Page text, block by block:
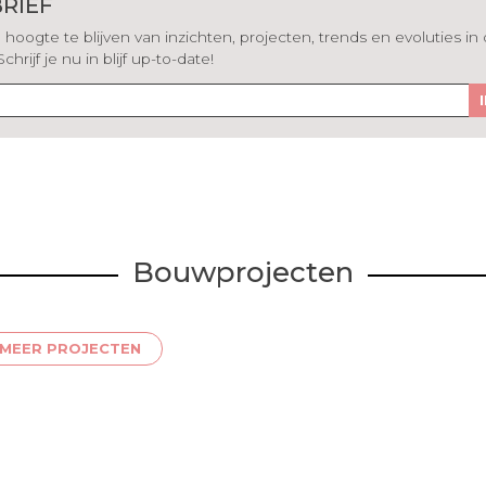
hoogte te blijven van inzichten, projecten, trends en evoluties in
je nu in blijf up-to-date!
Bouwprojecten
PROJECTEN